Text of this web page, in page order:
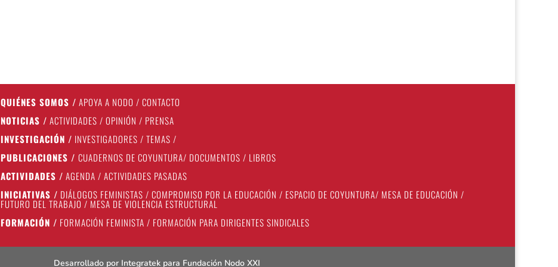
QUIÉNES SOMOS / APOYA A NODO /CONTACTO
NOTICIAS / ACTIVIDADES /OPINIÓN / PRENSA
INVESTIGACIÓN / INVESTIGADORES /TEMAS /
PUBLICACIONES /CUADERNOS DE COYUNTURA/ DOCUMENTOS / LIBROS
ACTIVIDADES / AGENDA /ACTIVIDADES PASADAS
INICIATIVAS / DIÁLOGOS FEMINISTAS /COMPROMISO POR LA EDUCACIÓN / ESPACIO DE COYUNTURA/ MESA DE EDUCACIÓN /
FUTURO DEL TRABAJO / MESA DE VIOLENCIA ESTRUCTURAL
FORMACIÓN / FORMACIÓN FEMINISTA / FORMACIÓN PARA DIRIGENTES SINDICALES
Desarrollado por Integratek para Fundación Nodo XXI